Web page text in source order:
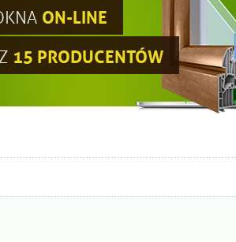
ON-LINE
15 PRODUCENTÓW